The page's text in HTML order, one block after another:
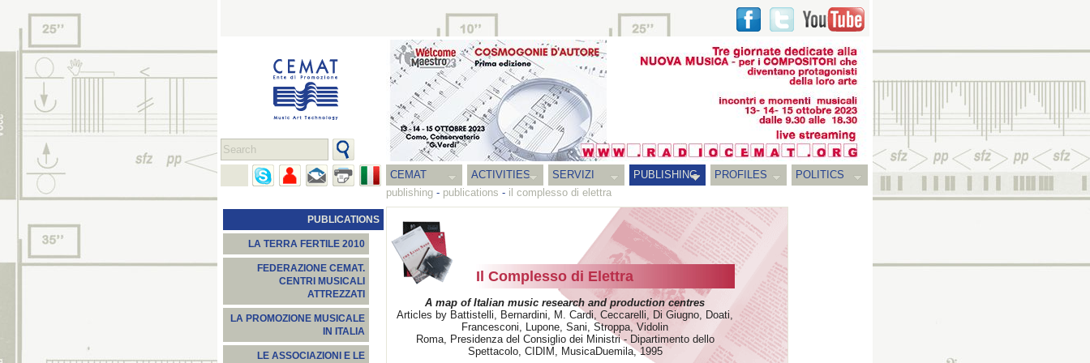
CEMAT ACTIVITIES SERVIZI PUBLISHING PROFILES
POLITICS
publishing - publications - il complesso di elettra
PUBLICATIONS
LA TERRA FERTILE 2010
FEDERAZIONE CEMAT.
CENTRI MUSICALI
ATTREZZATI
LA PROMOZIONE MUSICALE
IN ITALIA
LE ASSOCIAZIONI E LE
Il Complesso di Elettra
A map of Italian music research and production centres
Articles by Battistelli, Bernardini, M. Cardi, Ceccarelli, Di Giugno, Doati,
Francesconi, Lupone, Sani, Stroppa, Vidolin
Roma, Presidenza del Consiglio dei Ministri - Dipartimento dello
Spettacolo, CIDIM, MusicaDuemila, 1995